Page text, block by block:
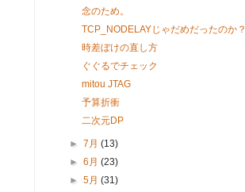
念のため。
TCP_NODELAYじゃだめだったのか？
時差ぼけの直し方
ぐぐるでチェック
mitou JTAG
予算折衝
二次元DP
►7月(13)
►6月(23)
►5月(31)